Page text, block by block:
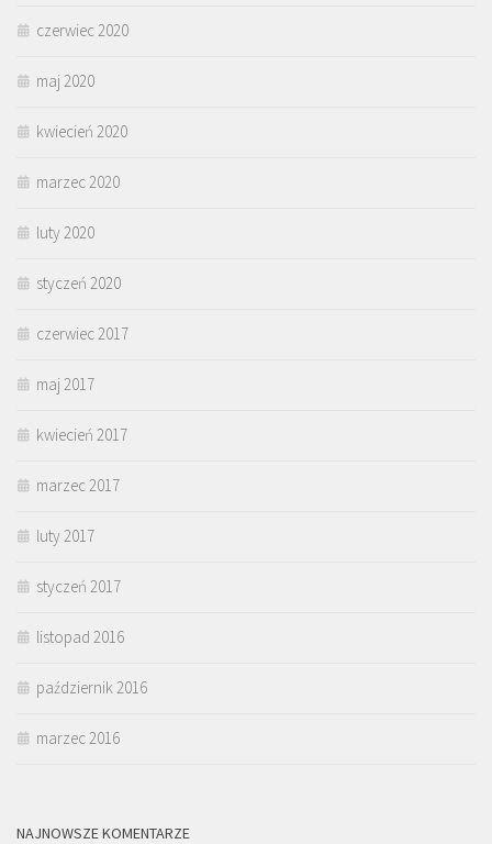
czerwiec 2020
maj 2020
kwiecień 2020
marzec 2020
luty 2020
styczeń 2020
czerwiec 2017
maj 2017
kwiecień 2017
marzec 2017
luty 2017
styczeń 2017
listopad 2016
październik 2016
marzec 2016
NAJNOWSZE KOMENTARZE